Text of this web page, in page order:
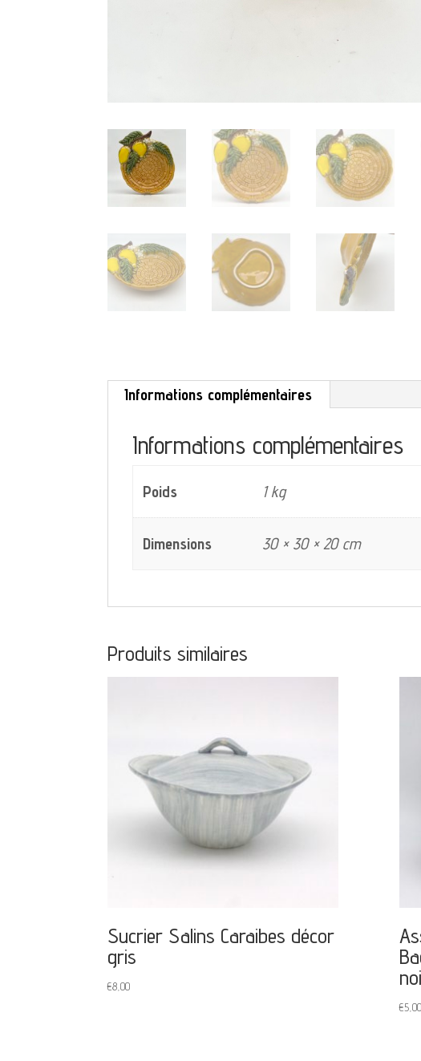
Informations complémentaires
Informations complémentaires
Poids 1 kg
Dimensions 30 × 30 × 20 cm
Produits similaires
Sucrier Salins Caraibes décor
gris
€8,00
€5,00